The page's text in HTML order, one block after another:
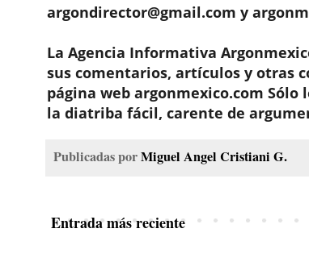
argondirector@gmail.com y
La Agencia Informativa
sus comentarios, artículos y otras
página web argonmexico.com
la diatriba fácil, carente de
Publicadas porMiguel Angel Cristiani G.
Entrada más reciente